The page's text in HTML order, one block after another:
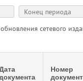
сетевого
Номер